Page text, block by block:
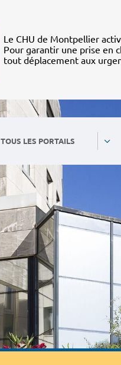
Le CHU de Montpellier
Pour garantir une prise en
tout déplacement aux
TOUS LES PORTAILS